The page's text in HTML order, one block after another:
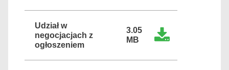
Udział w
negocjacjach z
ogłoszeniem
3.05
MB